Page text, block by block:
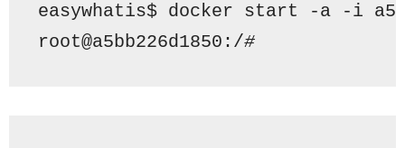
easywhatis$ docker start -a -i
root@a5bb226d1850:/#